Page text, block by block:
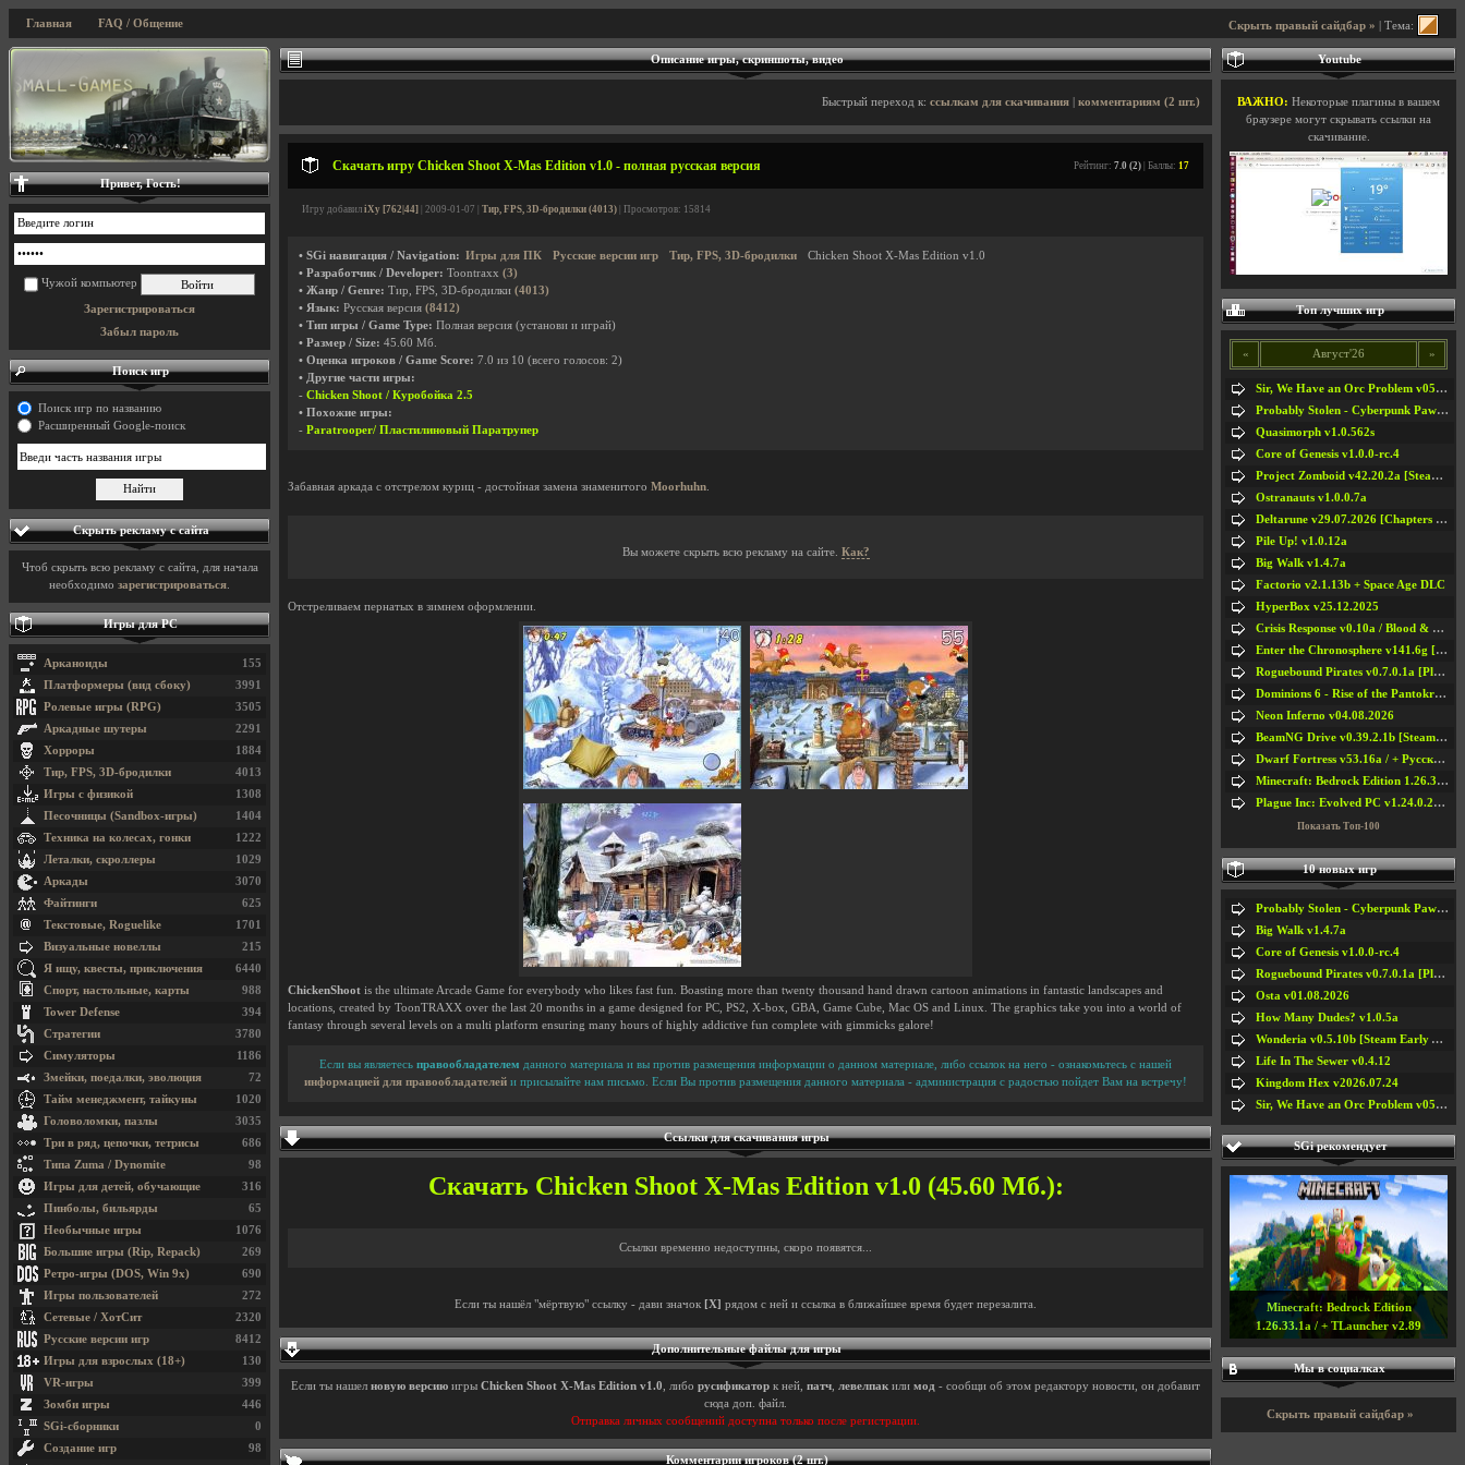
Скрыть правый сайдбар » | Тема:
Главная FAQ / Общение
Описание игры, скриншоты, видео
Быстрый переход к: ссылкам для скачивания комментариям (2 шт.)
Скачать игру Chicken Shoot X-Mas Edition v1.0 - полная русская версия Рейтинг: 7.0 (2) | Баллы: 17
Игру добавил iXy [762|44] | 2009-01-07 | Тир, FPS, 3D-бродилки (4013) | Просмотров: 15814
• SGi навигация / Navigation: Игры для ПК Русские версии игр Тир, FPS, 3D-бродилки
Chicken Shoot X-Mas Edition v1.0
• Разработчик / Developer: Toontraxx (3)
• Жанр / Genre: Тир, FPS, 3D-бродилки (4013)
• Язык: Русская версия (8412)
• Тип игры / Game Type: Полная версия (установи и играй)
• Размер / Size: 45.60 Мб.
• Оценка игроков / Game Score: 7.0 из 10 (всего голосов: 2)
• Другие части игры:
- Chicken Shoot / Куробойка 2.5
• Похожие игры:
- Paratrooper/ Пластилиновый Паратрупер
Забавная аркада с отстрелом куриц - достойная замена знаменитого Moorhuhn
Вы можете скрыть всю рекламу на сайте. Как?
Отстреливаем пернатых в зимнем оформлении.
ChickenShoot is the ultimate Arcade Game for everybody who likes fast fun. Boasting more than twenty thousand hand drawn cartoon animations in fantastic landscapes and
locations, created by ToonTRAXX over the last 20 months in a game designed for PC, PS2, X-box, GBA, Game Cube, Mac OS and Linux. The graphics take you into a world of
fantasy through several levels on a multi platform ensuring many hours of highly addictive fun complete with gimmicks galore!
Если вы являетесь правообладателем данного материала и вы против размещения информации о данном материале, либо ссылок на него - ознакомьтесь с нашей
информацией для правообладателей и присылайте нам письмо. Если Вы против размещения данного материала - администрация с радостью пойдет Вам на встречу!
Ссылки для скачивания игры
Скачать Chicken Shoot X-Mas Edition v1.0 (45.60 Мб.):
Ссылки временно недоступны, скоро появятся...
Если ты нашёл "мёртвую" ссылку - дави значок [X] рядом с ней и ссылка в ближайшее время будет перезалита.
Дополнительные файлы для игры
Если ты нашел новую версию игры Chicken Shoot X-Mas Edition v1.0 , либо русификатор к ней, патч левелпак или мод - сообщи об этом редактору новости, он добавит
сюда доп. файл.
Отправка личных сообщений доступна только после регистрации.
Комментарии игроков (2 шт.)
Привет, Гость!
Чужой компьютер
Зарегистрироваться
Забыл пароль
Поиск игр
Поиск игр по названию
Расширенный Google-поиск
Скрыть рекламу с сайта
Чтоб скрыть всю рекламу с сайта, для начала
необходимо зарегистрироваться
Игры для PC
155
Арканоиды
3991
Платформеры (вид сбоку)
3505
Ролевые игры (RPG)
2291
Аркадные шутеры
1884
Хорроры
4013
Тир, FPS, 3D-бродилки
1308
Игры с физикой
1404
Песочницы (Sandbox-игры)
1222
Техника на колесах, гонки
1029
Леталки, скроллеры
3070
Аркады
625
Файтинги
1701
Текстовые, Roguelike
215
Визуальные новеллы
6440
Я ищу, квесты, приключения
988
Спорт, настольные, карты
394
Tower Defense
3780
Стратегии
1186
Симуляторы
72
Змейки, поедалки, эволюция
1020
Тайм менеджмент, тайкуны
3035
Головоломки, пазлы
686
Три в ряд, цепочки, тетрисы
98
Типа Zuma / Dynomite
316
Игры для детей, обучающие
65
Пинболы, бильярды
1076
Необычные игры
269
Большие игры (Rip, Repack)
690
Ретро-игры (DOS, Win 9x)
272
Игры пользователей
2320
Сетевые / ХотСит
8412
Русские версии игр
130
Игры для взрослых (18+)
399
VR-игры
446
Зомби игры
0
SGi-сборники
98
Создание игр
Youtube
ВАЖНО: Некоторые плагины в вашем
браузере могут скрывать ссылки на
скачивание.
Топ лучших игр
« Август'26 »
Sir, We Have an Orc Problem v05.08.2026
Probably Stolen - Cyberpunk Pawnshop Simulator v048c [Playtest]
Quasimorph v1.0.562s
Core of Genesis v1.0.0-rc.4
Project Zomboid v42.20.2a [Steam Early Access]
Ostranauts v1.0.0.7a
Deltarune v29.07.2026 [Chapters 1-5] / + RUS [Chapters 1-5]
Pile Up! v1.0.12a
Big Walk v1.4.7a
Factorio v2.1.13b + Space Age DLC
HyperBox v25.12.2025
Crisis Response v0.10a / Blood & Bullet
Enter the Chronosphere v141.6g [Steam Early Access]
Roguebound Pirates v0.7.0.1a [Playtest]
Dominions 6 - Rise of the Pantokrator v6.35a
Neon Inferno v04.08.2026
BeamNG Drive v0.39.2.1b [Steam Early Access]
Dwarf Fortress v53.16a / + Русская Версия v50.12a
Minecraft: Bedrock Edition 1.26.33.1a / + TLauncher v2.89
Plague Inc: Evolved PC v1.24.0.2a + All DLCs
Показать Топ-100
10 новых игр
Probably Stolen - Cyberpunk Pawnshop Simulator v048c [Playtest]
Big Walk v1.4.7a
Core of Genesis v1.0.0-rc.4
Roguebound Pirates v0.7.0.1a [Playtest]
Osta v01.08.2026
How Many Dudes? v1.0.5a
Wonderia v0.5.10b [Steam Early Access]
Life In The Sewer v0.4.12
Kingdom Hex v2026.07.24
Sir, We Have an Orc Problem v05.08.2026
SGi рекомендует
Minecraft: Bedrock Edition
1.26.33.1a / + TLauncher v2.89
Мы в социалках
Скрыть правый сайдбар »